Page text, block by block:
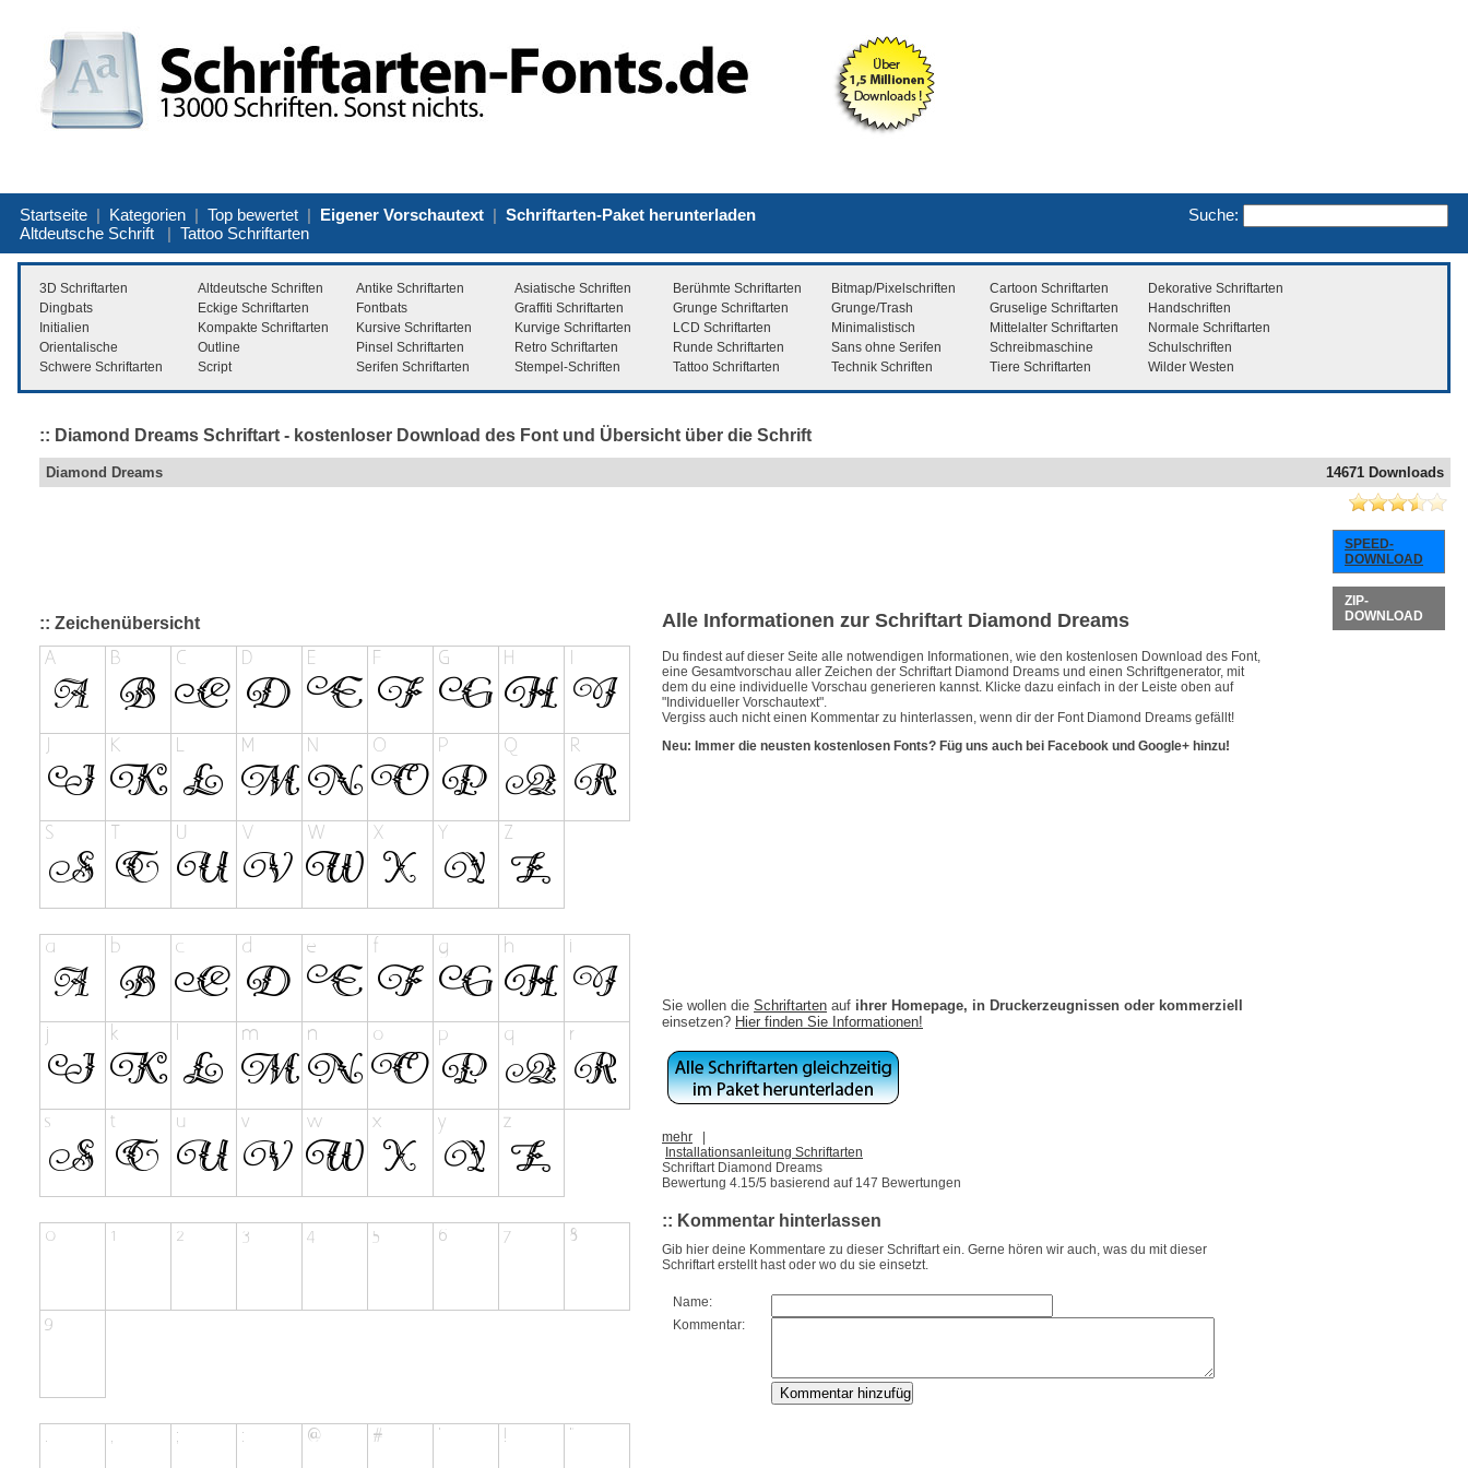
Suche:
Startseite | Kategorien | Top bewertet | Eigener Vorschautext | Schriftarten-Paket herunterladen
Altdeutsche Schrift | Tattoo Schriftarten
3D Schriftarten Altdeutsche Schriften Antike Schriftarten Asiatische Schriften Berühmte Schriftarten Bitmap/Pixelschriften Cartoon Schriftarten
Dekorative Schriftarten
Dingbats
Eckige Schriftarten Fontbats Graffiti Schriftarten Grunge Schriftarten Grunge/Trash Gruselige Schriftarten
Handschriften
Initialien
Kompakte Schriftarten Kursive Schriftarten Kurvige Schriftarten LCD Schriftarten Minimalistisch Mittelalter Schriftarten
Normale Schriftarten
Orientalische
Outline Pinsel Schriftarten Retro Schriftarten Runde Schriftarten Sans ohne Serifen Schreibmaschine
Schulschriften
Schwere Schriftarten
Script Serifen Schriftarten Stempel-Schriften Tattoo Schriftarten Technik Schriften Tiere Schriftarten Wilder Westen
:: Diamond Dreams Schriftart - kostenloser Download des Font und Übersicht über die Schrift
14671 Downloads
Diamond Dreams
SPEED-
DOWNLOAD
ZIP-
DOWNLOAD
:: Zeichenübersicht Alle Informationen zur Schriftart Diamond Dreams
Du findest auf dieser Seite alle notwendigen Informationen, wie den kostenlosen Download des Font,
eine Gesamtvorschau aller Zeichen der Schriftart Diamond Dreams und einen Schriftgenerator, mit
dem du eine individuelle Vorschau generieren kannst. Klicke dazu einfach in der Leiste oben auf
"Individueller Vorschautext".
Vergiss auch nicht einen Kommentar zu hinterlassen, wenn dir der Font Diamond Dreams gefällt!
Neu: Immer die neusten kostenlosen Fonts? Füg uns auch bei Facebook und Google+ hinzu!
Sie wollen die Schriftarten auf ihrer Homepage, in Druckerzeugnissen oder kommerziell
einsetzen? Hier finden Sie Informationen!
mehr
Installationsanleitung Schriftarten
Schriftart Diamond Dreams
Bewertung 4.15/5 basierend auf 147 Bewertungen
:: Kommentar hinterlassen
Gib hier deine Kommentare zu dieser Schriftart ein. Gerne hören wir auch, was du mit dieser
Schriftart erstellt hast oder wo du sie einsetzt.
Name:
Kommentar: